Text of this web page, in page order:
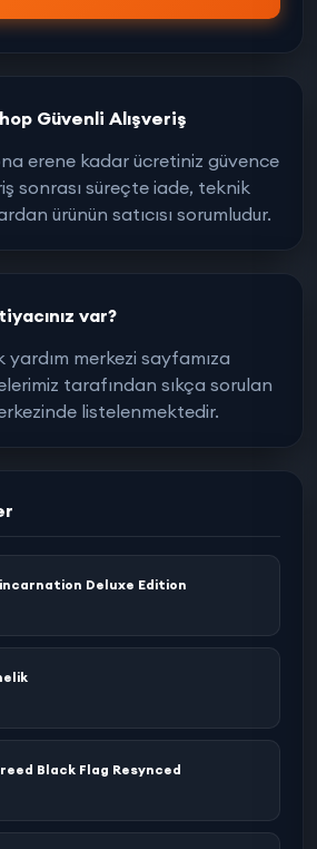
Güvenli Alışveriş
erene kadar ücretiniz güvence
sonrası süreçte iade, teknik
ürünün satıcısı sorumludur.
var?
merkezi sayfamıza
tarafından sıkça sorulan
listelenmektedir.
Deluxe Edition
Black Flag Resynced